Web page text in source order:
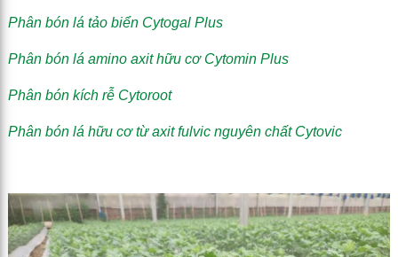
Phân bón lá tảo biển Cytogal Plus
Phân bón lá amino axit hữu cơ Cytomin Plus
Phân bón kích rễ Cytoroot
Phân bón lá hữu cơ từ axit fulvic nguyên chất Cytovic